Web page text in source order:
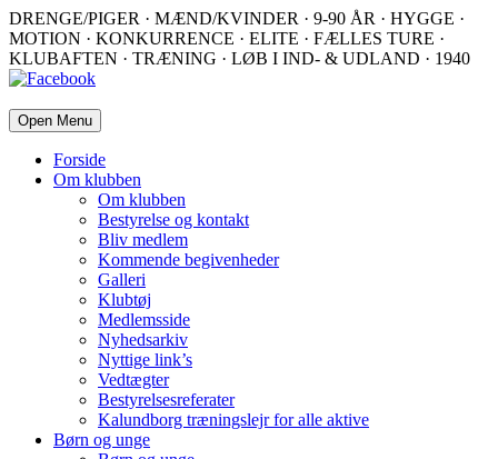
DRENGE/PIGER · MÆND/KVINDER · 9-90 ÅR · HYGGE ·
MOTION · KONKURRENCE · ELITE · FÆLLES TURE ·
KLUBAFTEN · TRÆNING · LØB I IND- & UDLAND · 1940
Open Menu
Forside
Om klubben
Om klubben
Bestyrelse og kontakt
Bliv medlem
Kommende begivenheder
Galleri
Klubtøj
Medlemsside
Nyhedsarkiv
Nyttige link’s
Vedtægter
Bestyrelsesreferater
Kalundborg træningslejr for alle aktive
Børn og unge